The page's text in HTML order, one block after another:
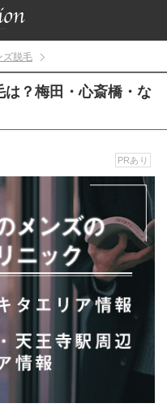
ズ脱毛
？梅田・心斎橋・な
PRあり